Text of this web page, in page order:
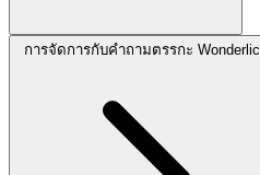
การจัดการกับคำถามตรรกะ Wonderlic